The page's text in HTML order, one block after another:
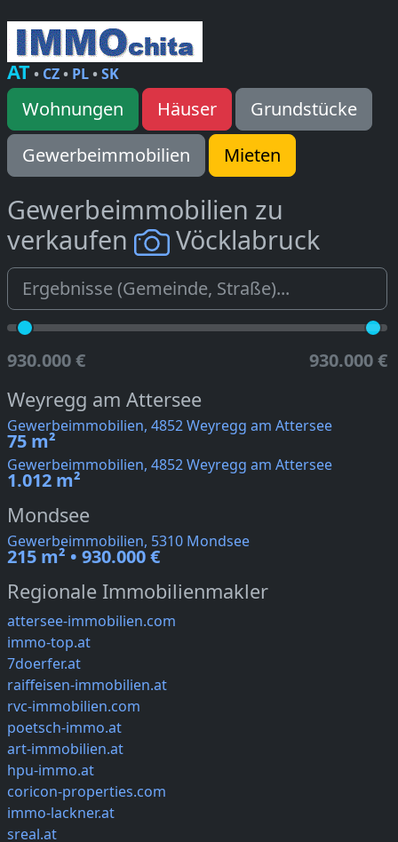
AT• CZ• PL•SK
Wohnungen Häuser
Grundstücke
Gewerbeimmobilien
Mieten
Gewerbeimmobilien zu
verkaufen
Vöcklabruck
930.000 € 930.000 €
Weyregg am Attersee
Gewerbeimmobilien, 4852 Weyregg am Attersee
75 m²
Gewerbeimmobilien, 4852 Weyregg am Attersee
1.012 m²
Mondsee
Gewerbeimmobilien, 5310 Mondsee
215 m² • 930.000 €
Regionale Immobilienmakler
attersee-immobilien.com
immo-top.at
7doerfer.at
raiffeisen-immobilien.at
rvc-immobilien.com
poetsch-immo.at
art-immobilien.at
hpu-immo.at
coricon-properties.com
immo-lackner.at
sreal.at